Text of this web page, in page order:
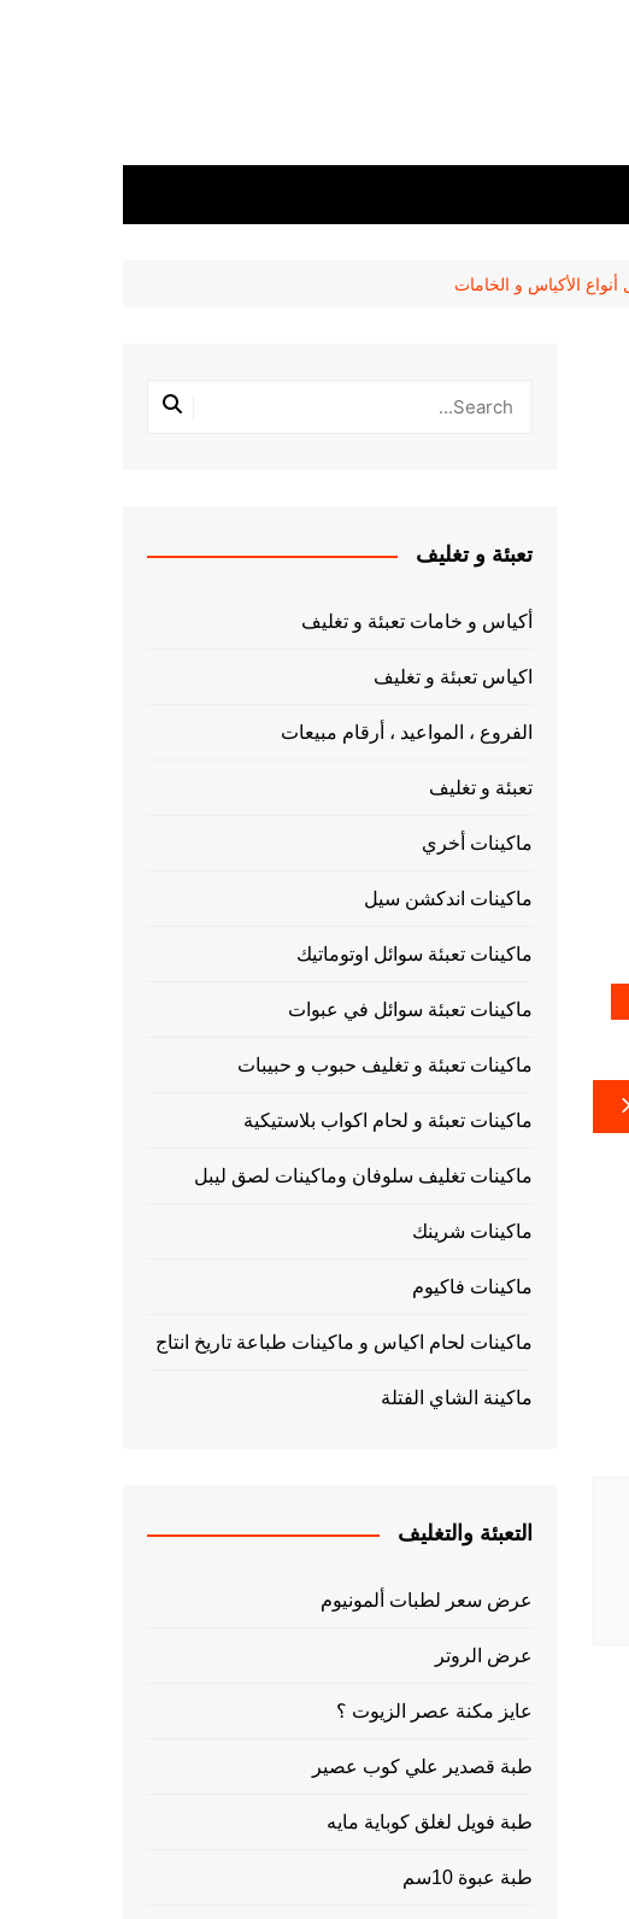
الأكياس و الخامات
تعبئة و تغليف
أكياس و خامات تعبئة و تغليف
اكياس تعبئة و تغليف
الفروع ، المواعيد ، أرقام مبيعات
تعبئة و تغليف
ماكينات أخري
ماكينات اندكشن سيل
ماكينات تعبئة سوائل اوتوماتيك
ماكينات تعبئة سوائل في عبوات
ماكينات تعبئة و تغليف حبوب و حبيبات
ماكينات تعبئة و لحام اكواب بلاستيكية
ماكينات تغليف سلوفان وماكينات لصق ليبل
ماكينات شرينك
ماكينات فاكيوم
ماكينات لحام اكياس و ماكينات طباعة تاريخ انتاج
ماكينة الشاي الفتلة
التعبئة والتغليف
عرض سعر لطبات ألمونيوم
عرض الروتر
عايز مكنة عصر الزيوت ؟
طبة قصدير علي كوب عصير
طبة فويل لغلق كوباية مايه
طبة عبوة 10سم